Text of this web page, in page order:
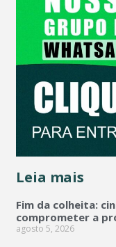
Leia mais
Fim da colheita:
comprometer a
agosto 5, 2026